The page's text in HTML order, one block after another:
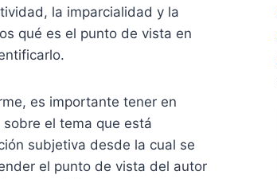
la imparcialidad y la
qué es el punto de vista en
es importante tener en
el tema que está
subjetiva desde la cual se
el punto de vista del autor